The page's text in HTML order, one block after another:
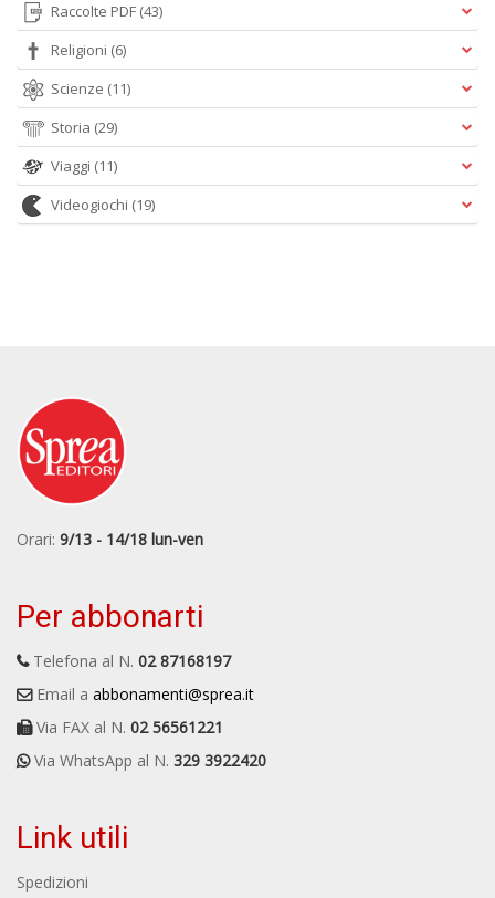
Raccolte PDF (43)
Religioni (6)
Scienze (11)
Storia (29)
Viaggi (11)
Videogiochi (19)
Orari: 9/13 - 14/18 lun-ven
Per abbonarti
Telefona al N. 02 87168197
Email a abbonamenti@sprea.it
Via FAX al N. 02 56561221
Via WhatsApp al N. 329 3922420
Link utili
Spedizioni